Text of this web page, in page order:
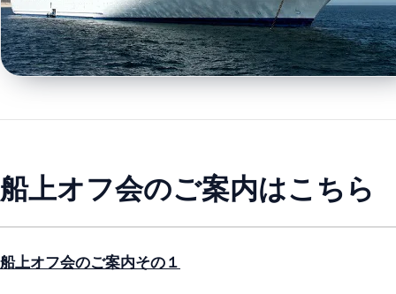
船上オフ会のご案内はこちら
船上オフ会のご案内その１